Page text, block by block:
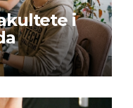
i